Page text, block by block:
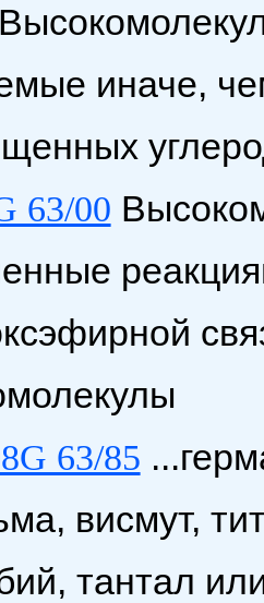
иначе,
63/00
63/85
висмут,
тантал